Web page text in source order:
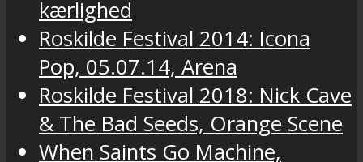
kærlighed
Roskilde Festival 2014: Icona
Pop, 05.07.14, Arena
Roskilde Festival 2018: Nick Cave
& The Bad Seeds, Orange Scene
When Saints Go Machine,